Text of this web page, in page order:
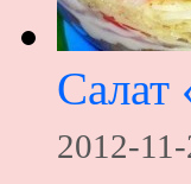
2012-